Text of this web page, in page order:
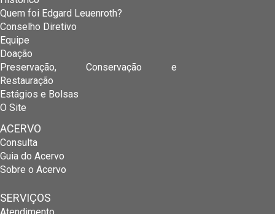
Quem foi Edgard Leuenroth?
Conselho Diretivo
Equipe
Doação
Preservação, Conservação e
Restauração
Estágios e Bolsas
O Site
ACERVO
Consulta
Guia do Acervo
Sobre o Acervo
SERVIÇOS